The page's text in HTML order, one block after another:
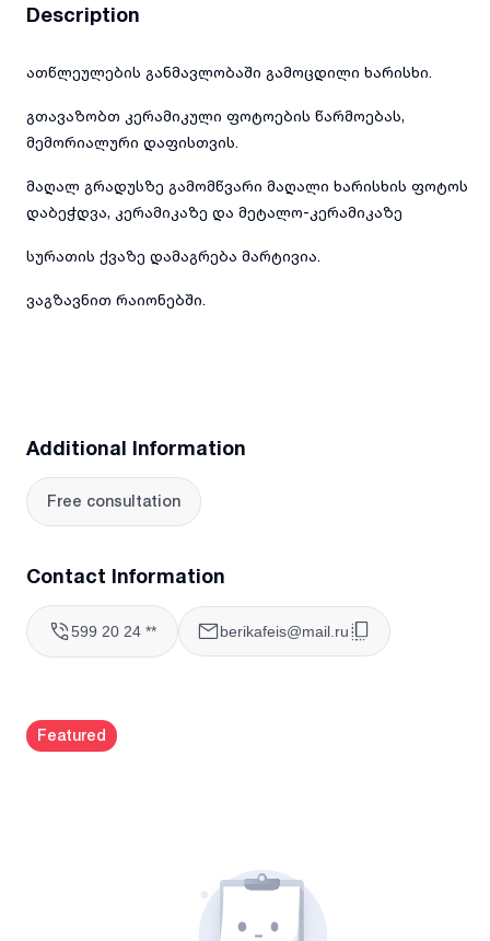
Description
ათწლეულების განმავლობაში გამოცდილი ხარისხი.
გთავაზობთ კერამიკული ფოტოების წარმოებას,
მემორიალური დაფისთვის.
მაღალ გრადუსზე გამომწვარი მაღალი ხარისხის ფოტოს
დაბეჭდვა, კერამიკაზე და მეტალო-კერამიკაზე
სურათის ქვაზე დამაგრება მარტივია.
ვაგზავნით რაიონებში.
Additional Information
Free consultation
Contact Information
599 20 24 ** berikafeis@mail.ru
Featured